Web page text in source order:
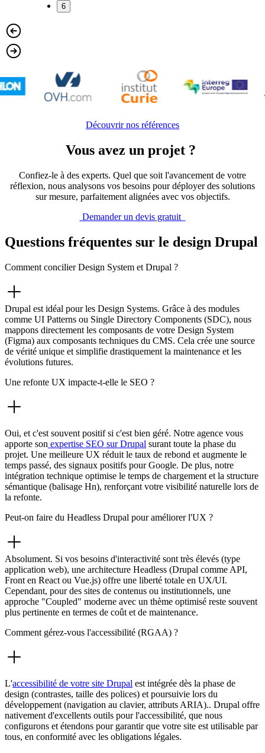
6
Découvrir nos références
Vous avez un projet ?
Confiez-le à des experts. Quel que soit l'avancement de votre
réflexion, nous analysons vos besoins pour déployer des solutions
sur mesure, parfaitement alignées avec vos objectifs.
Demander un devis gratuit
Questions fréquentes sur le design Drupal
Comment concilier Design System et Drupal ?
Drupal est idéal pour les Design Systems. Grâce à des modules
comme UI Patterns ou Single Directory Components (SDC), nous
mappons directement les composants de votre Design System
(Figma) aux composants techniques du CMS. Cela crée une source
de vérité unique et simplifie drastiquement la maintenance et les
évolutions futures.
Une refonte UX impacte-t-elle le SEO ?
Oui, et c'est souvent positif si c'est bien géré. Notre agence vous
apporte son expertise SEO sur Drupal surant toute la phase du
projet. Une meilleure UX réduit le taux de rebond et augmente le
temps passé, des signaux positifs pour Google. De plus, notre
intégration technique optimise le temps de chargement et la structure
sémantique (balisage Hn), renforçant votre visibilité naturelle lors de
la refonte.
Peut-on faire du Headless Drupal pour améliorer l'UX ?
Absolument. Si vos besoins d'interactivité sont très élevés (type
application web), une architecture Headless (Drupal comme API,
Front en React ou Vue.js) offre une liberté totale en UX/UI.
Cependant, pour des sites de contenus ou institutionnels, une
approche "Coupled" moderne avec un thème optimisé reste souvent
plus pertinente en termes de coût et de maintenance.
Comment gérez-vous l'accessibilité (RGAA) ?
L'accessibilité de votre site Drupal est intégrée dès la phase de
design (contrastes, taille des polices) et poursuivie lors du
développement (navigation au clavier, attributs ARIA).. Drupal offre
nativement d'excellents outils pour l'accessibilité, que nous
configurons et étendons pour garantir que votre site est utilisable par
tous, en conformité avec les obligations légales.